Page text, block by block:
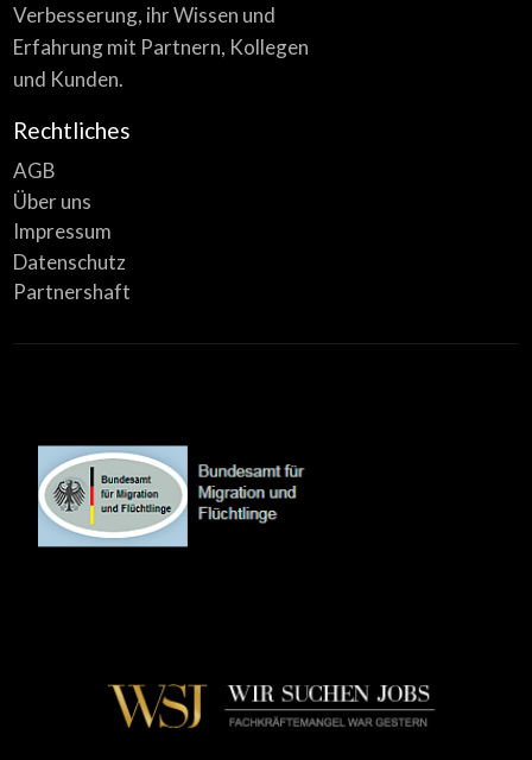
Verbesserung, ihr Wissen und
Erfahrung mit Partnern, Kollegen
und Kunden.
Rechtliches
AGB
Über uns
Impressum
Datenschutz
Partnershaft